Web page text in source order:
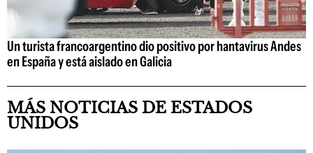
Un turista francoargentino dio positivo por hantavirus Andes
en España y está aislado en Galicia
MÁS NOTICIAS DE ESTADOS
UNIDOS